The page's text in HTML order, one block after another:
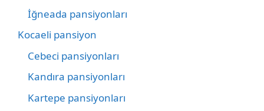
İğneada pansiyonları
Kocaeli pansiyon
Cebeci pansiyonları
Kandıra pansiyonları
Kartepe pansiyonları